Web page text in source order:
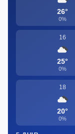
26°
0%
16
25°
0%
18
20°
0%